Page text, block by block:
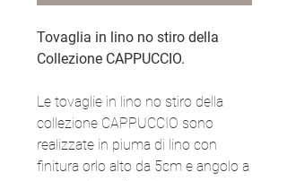
Tovaglia in lino no stiro della
Collezione CAPPUCCIO.
Le tovaglie in lino no stiro della
collezione CAPPUCCIO sono
realizzate in piuma di lino con
finitura orlo alto da 5cm e angolo a